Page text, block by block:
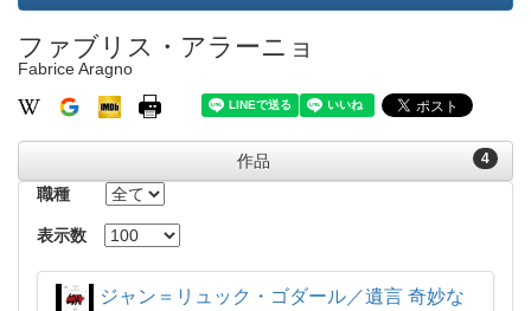
ファブリス・アラーニョ
Fabrice Aragno
4
作品
職種
表示数
ジャン＝リュック・ゴダール／遺言 奇妙な